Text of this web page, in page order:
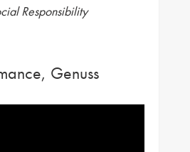
Responsibility
Genuss